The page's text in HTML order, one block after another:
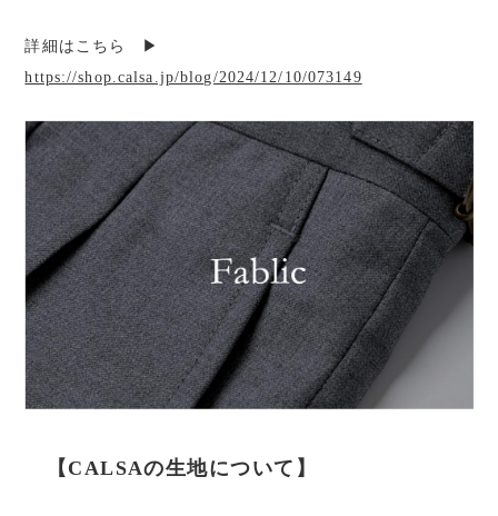
詳細はこちら ▶︎
https://shop.calsa.jp/blog/2024/12/10/073149
【CALSAの生地について】